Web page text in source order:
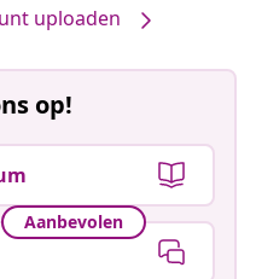
uploaden
op!
Aanbevolen